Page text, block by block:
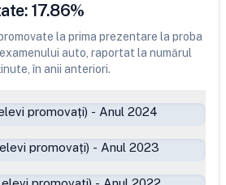
17.86%
la prima prezentare la proba
auto, raportat la numărul
în anii anteriori.
promovați) - Anul 2024
elevi promovați) - Anul 2023